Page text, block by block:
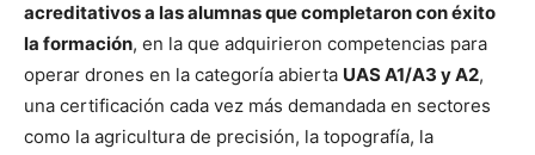
acreditativos a las alumnas que completaron con éxito
la formación, en la que adquirieron competencias para
operar drones en la categoría abierta UAS A1/A3 y A2,
una certificación cada vez más demandada en sectores
como la agricultura de precisión, la topografía, la